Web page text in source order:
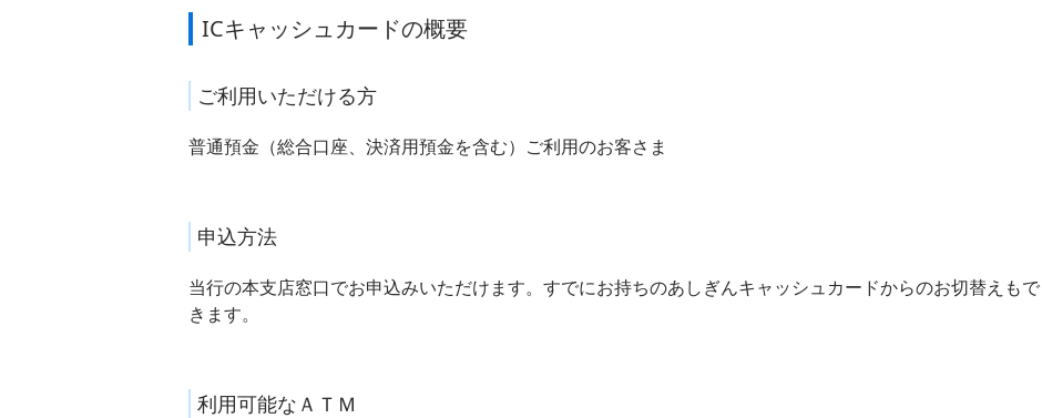
ICキャッシュカードの概要
ご利用いただける方
普通預金（総合口座、決済用預金を含む）ご利用のお客さま
申込方法
当行の本支店窓口でお申込みいただけます。すでにお持ちのあしぎんキャッシュカードからのお切替えもで
きます。
利用可能なＡＴＭ